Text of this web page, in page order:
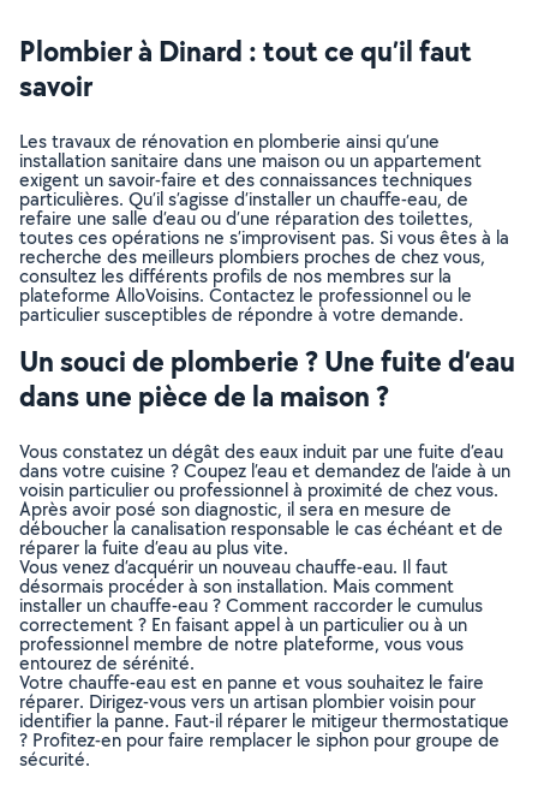
Plombier à Dinard : tout ce qu’il faut
savoir
Les travaux de rénovation en plomberie ainsi qu’une
installation sanitaire dans une maison ou un appartement
exigent un savoir-faire et des connaissances techniques
particulières. Qu’il s’agisse d’installer un chauffe-eau, de
refaire une salle d’eau ou d’une réparation des toilettes,
toutes ces opérations ne s’improvisent pas. Si vous êtes à la
recherche des meilleurs plombiers proches de chez vous,
consultez les différents profils de nos membres sur la
plateforme AlloVoisins. Contactez le professionnel ou le
particulier susceptibles de répondre à votre demande.
Un souci de plomberie ? Une fuite d’eau
dans une pièce de la maison ?
Vous constatez un dégât des eaux induit par une fuite d’eau
dans votre cuisine ? Coupez l’eau et demandez de l’aide à un
voisin particulier ou professionnel à proximité de chez vous.
Après avoir posé son diagnostic, il sera en mesure de
déboucher la canalisation responsable le cas échéant et de
réparer la fuite d’eau au plus vite.
Vous venez d’acquérir un nouveau chauffe-eau. Il faut
désormais procéder à son installation. Mais comment
installer un chauffe-eau ? Comment raccorder le cumulus
correctement ? En faisant appel à un particulier ou à un
professionnel membre de notre plateforme, vous vous
entourez de sérénité.
Votre chauffe-eau est en panne et vous souhaitez le faire
réparer. Dirigez-vous vers un artisan plombier voisin pour
identifier la panne. Faut-il réparer le mitigeur thermostatique
? Profitez-en pour faire remplacer le siphon pour groupe de
sécurité.